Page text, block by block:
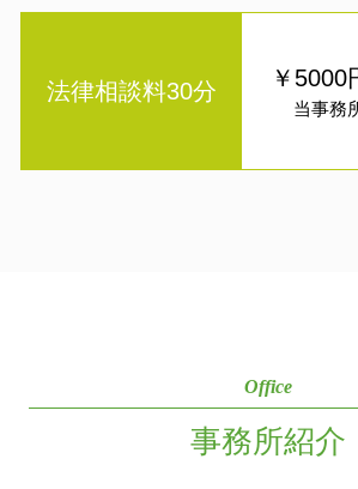
法律相談料30分 ￥5000
当事務
Office
事務所紹介